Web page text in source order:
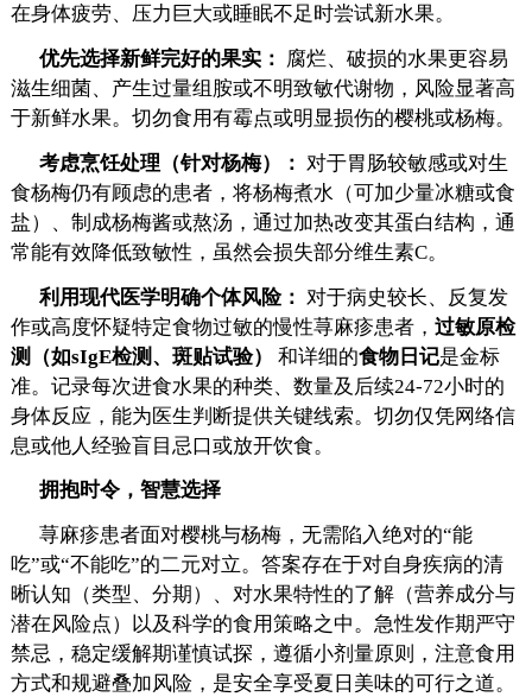
在身体疲劳、压力巨大或睡眠不足时尝试新水果。
优先选择新鲜完好的果实：
腐烂、破损的水果更容易
滋生细菌、产生过量组胺或不明致敏代谢物，风险显著高
于新鲜水果。切勿食用有霉点或明显损伤的樱桃或杨梅。
考虑烹饪处理（针对杨梅）： 对于胃肠较敏感或对生
食杨梅仍有顾虑的患者，将杨梅煮水（可加少量冰糖或食
盐）、制成杨梅酱或熬汤，通过加热改变其蛋白结构，通
常能有效降低致敏性，虽然会损失部分维生素C。
利用现代医学明确个体风险： 对于病史较长、反复发
作或高度怀疑特定食物过敏的慢性荨麻疹患者， 过敏原检
测（如sIgE检测、斑贴试验）
和详细的食物日记是金标
准。记录每次进食水果的种类、数量及后续24-72小时的
身体反应，能为医生判断提供关键线索。切勿仅凭网络信
息或他人经验盲目忌口或放开饮食。
拥抱时令，智慧选择
荨麻疹患者面对樱桃与杨梅，无需陷入绝对的“能
吃”或“不能吃”的二元对立。答案存在于对自身疾病的清
晰认知（类型、分期）、对水果特性的了解（营养成分与
潜在风险点）以及科学的食用策略之中。急性发作期严守
禁忌，稳定缓解期谨慎试探，遵循小剂量原则，注意食用
方式和规避叠加风险，是安全享受夏日美味的可行之道。